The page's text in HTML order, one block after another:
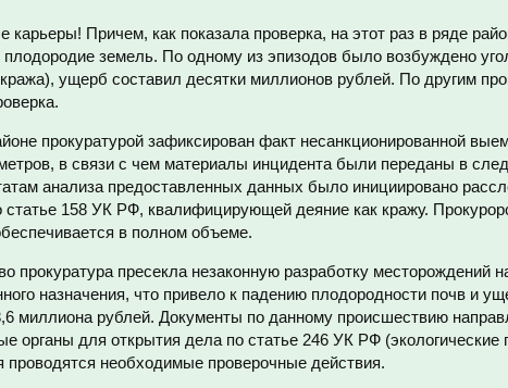
карьеры! Причем, как показала проверка, на этот раз в ряде
плодородие земель. По одному из эпизодов было возбуждено
ущерб составил десятки миллионов рублей. По другим
прокуратурой зафиксирован факт несанкционированной
в связи с чем материалы инцидента были переданы в
анализа предоставленных данных было инициировано
статье 158 УК РФ, квалифицирующей деяние как кражу.
в полном объеме.
прокуратура пресекла незаконную разработку месторождений
назначения, что привело к падению плодородности почв и
миллиона рублей. Документы по данному происшествию
органы для открытия дела по статье 246 УК РФ (экологические
проводятся необходимые проверочные действия.